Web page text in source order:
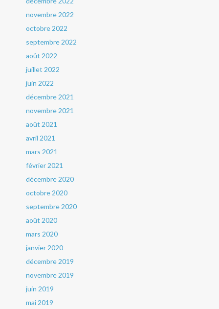
novembre 2022
octobre 2022
septembre 2022
août 2022
juillet 2022
juin 2022
décembre 2021
novembre 2021
août 2021
avril 2021
mars 2021
février 2021
décembre 2020
octobre 2020
septembre 2020
août 2020
mars 2020
janvier 2020
décembre 2019
novembre 2019
juin 2019
mai 2019